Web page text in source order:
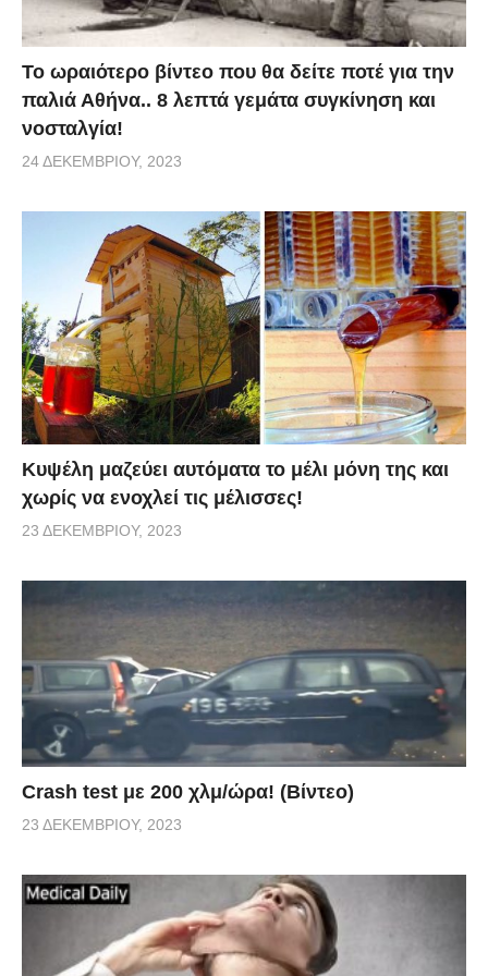
Το ωραιότερο βίντεο που θα δείτε ποτέ για την
παλιά Αθήνα.. 8 λεπτά γεμάτα συγκίνηση και
νοσταλγία!
24 ΔΕΚΕΜΒΡΊΟΥ, 2023
Κυψέλη μαζεύει αυτόματα το μέλι μόνη της και
χωρίς να ενοχλεί τις μέλισσες!
23 ΔΕΚΕΜΒΡΊΟΥ, 2023
Crash test με 200 χλμ/ώρα! (Βίντεο)
23 ΔΕΚΕΜΒΡΊΟΥ, 2023